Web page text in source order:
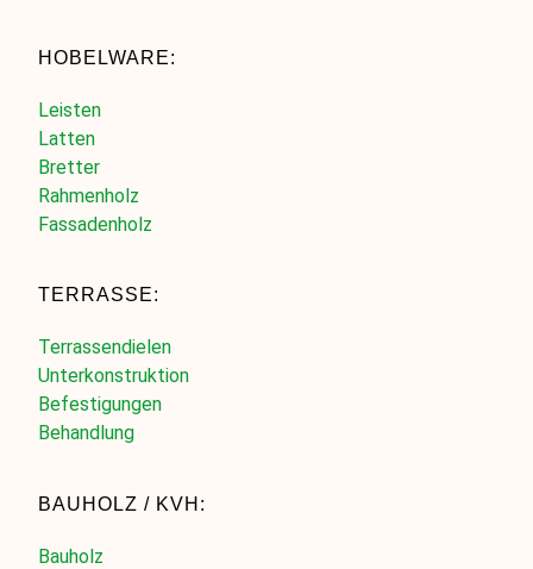
HOBELWARE:
Leisten
Latten
Bretter
Rahmenholz
Fassadenholz
TERRASSE:
Terrassendielen
Unterkonstruktion
Befestigungen
Behandlung
BAUHOLZ / KVH:
Bauholz